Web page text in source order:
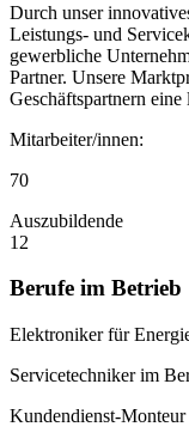
Durch unser
Leistungs‑ und
gewerbliche
Partner. Unsere
Geschäftspartnern
Mitarbeiter/innen:
70
Auszubildende
12
Berufe im Betrieb
Elektroniker für
Servicetechniker im
Kundendienst-